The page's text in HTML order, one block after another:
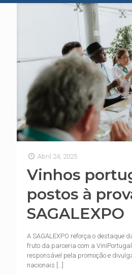
Abril 24, 2025
Vinhos
postos à
SAGALEXPO
A SAGALEXPO reforça o destaque
fruto da parceria com a
responsável pela promoção e
nacionais […]